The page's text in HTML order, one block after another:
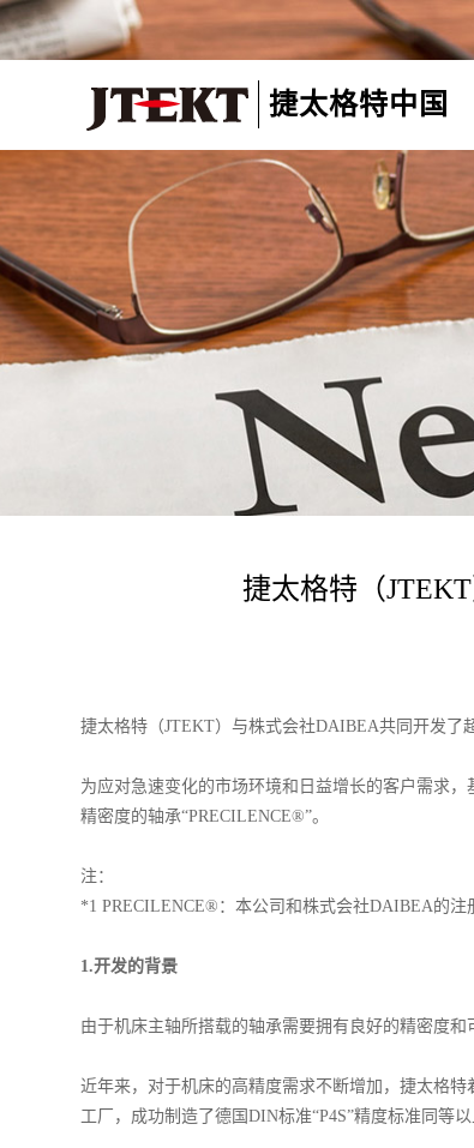
捷太格特中国
捷太格特（
捷太格特（JTEKT）与株式会社DAIBEA共同开发了
为应对急速变化的市场环境和日益增长的客户需求
精密度的轴承“PRECILENCE®”。
注：
*1 PRECILENCE®：本公司和株式会社DAIBEA的注
1.开发的背景
由于机床主轴所搭载的轴承需要拥有良好的精密度和
近年来，对于机床的高精度需求不断增加，捷太格
工厂，成功制造了德国DIN标准“P4S”精度标准同等